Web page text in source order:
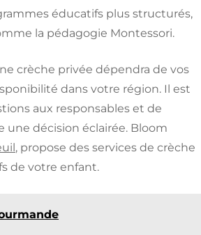
éducatifs plus structurés,
la pédagogie Montessori.
crèche privée dépendra de vos
dans votre région. Il est
aux responsables et de
décision éclairée. Bloom
, propose des services de crèche
de votre enfant.